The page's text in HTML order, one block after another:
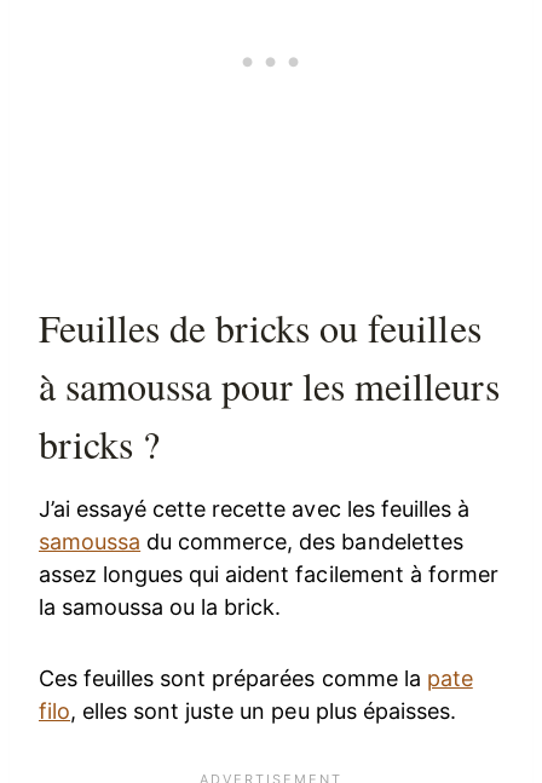
Feuilles de bricks ou feuilles
à samoussa pour les meilleurs
bricks ?
J’ai essayé cette recette avec les feuilles à
samoussa du commerce, des bandelettes
assez longues qui aident facilement à former
la samoussa ou la brick.
Ces feuilles sont préparées comme la pate
filo, elles sont juste un peu plus épaisses.